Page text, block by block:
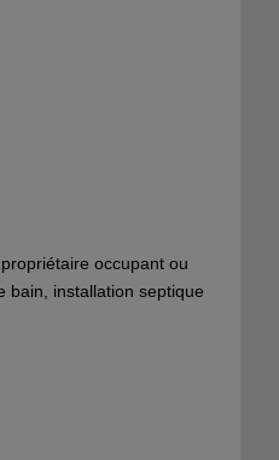
occupant ou
bain, installation septique